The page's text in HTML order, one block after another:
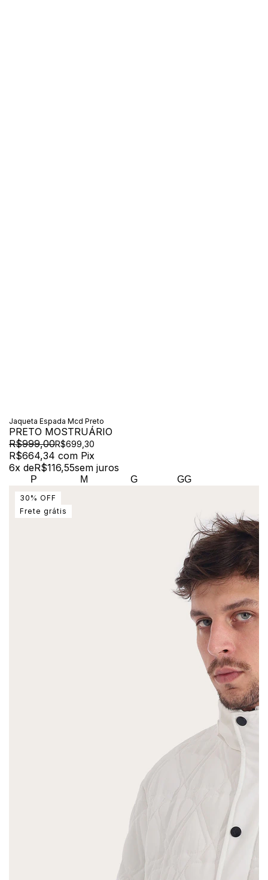
Jaqueta Espada Mcd Preto
PRETO MOSTRUÁRIO
R$999,00R$699,30
R$664,34 com Pix
6x deR$116,55sem juros
P M G GG
30 % OFF
Frete grátis